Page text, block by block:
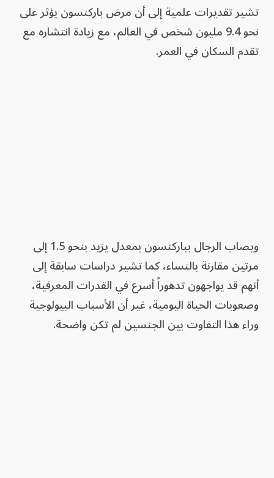
تشير تقديرات علمية إلى أن مرض باركنسون يؤثر على
نحو 9.4 مليون شخص في العالم، مع زيادة انتشاره مع
تقدم السكان في العمر.
ويصاب الرجال بباركنسون بمعدل يزيد بنحو 1.5 إلى
مرتين مقارنة بالنساء، كما تشير دراسات سابقة إلى
أنهم قد يواجهون تدهوراً أسرع في القدرات المعرفية،
وصعوبات الحياة اليومية، غير أن الأسباب البيولوجية
وراء هذا التفاوت بين الجنسين لم تكن واضحة.